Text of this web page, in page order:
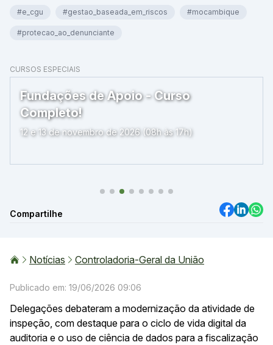
#e_cgu #gestao_baseada_em_riscos #mocambique
#protecao_ao_denunciante
CURSOS ESPECIAIS
Fundações de Apoio - Curso
Completo!
12 e 13 de novembro de 2026 (08h às 17h)
Compartilhe
Notícias Controladoria-Geral da União
Publicado em: 19/06/2026 09:06
Delegações debateram a modernização da atividade de
inspeção, com destaque para o ciclo de vida digital da
auditoria e o uso de ciência de dados para a fiscalização